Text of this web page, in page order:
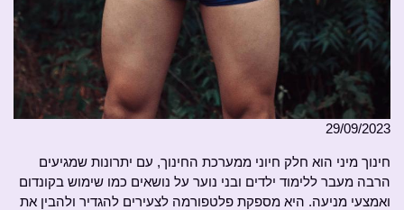
29/09/2023
חינוך מיני הוא חלק חיוני ממערכת החינוך, עם יתרונות שמגיעים
הרבה מעבר ללימוד ילדים ובני נוער על נושאים כמו שימוש בקונדום
ואמצעי מניעה. היא מספקת פלטפורמה לצעירים להגדיר ולהבין את